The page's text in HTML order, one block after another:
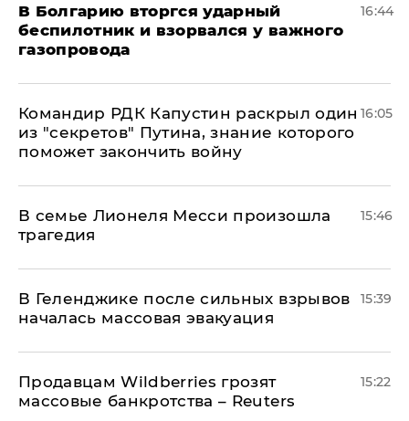
В Болгарию вторгся ударный
беспилотник и взорвался у важного
газопровода
16:44
Командир РДК Капустин раскрыл один
из "секретов" Путина, знание которого
поможет закончить войну
16:05
В семье Лионеля Месси произошла
трагедия
15:46
В Геленджике после сильных взрывов
началась массовая эвакуация
15:39
Продавцам Wildberries грозят
массовые банкротства – Reuters
15:22